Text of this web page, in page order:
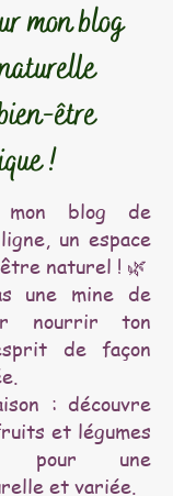
mon blog
être
!
mon blog de
un espace
naturel ! 🌿
une mine de
nourrir ton
de façon
: découvre
et légumes
pour une
et variée.